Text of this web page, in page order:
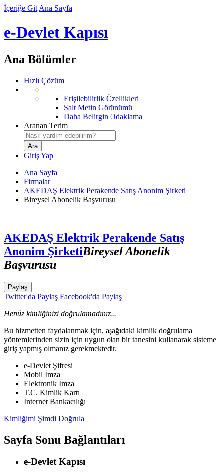
İçeriğe Git Ana Sayfa
e-Devlet Kapısı
Ana Bölümler
Hızlı Çözüm
Erişilebilirlik Özellikleri
Salt Metin Görünümü
Daha Belirgin Odaklama
Aranan Terim
Giriş Yap
Ana Sayfa
Firmalar
AKEDAŞ Elektrik Perakende Satış Anonim Şirketi
Bireysel Abonelik Başvurusu
AKEDAŞ Elektrik Perakende Satış
Anonim ŞirketiBireysel Abonelik
Başvurusu
Paylaş
Twitter'da Paylaş Facebook'da Paylaş
Henüz kimliğinizi doğrulamadınız...
Bu hizmetten faydalanmak için, aşağıdaki kimlik doğrulama
yöntemlerinden sizin için uygun olan bir tanesini kullanarak sisteme
giriş yapmış olmanız gerekmektedir.
e-Devlet Şifresi
Mobil İmza
Elektronik İmza
T.C. Kimlik Kartı
İnternet Bankacılığı
Kimliğimi Şimdi Doğrula
Sayfa Sonu Bağlantıları
e-Devlet Kapısı